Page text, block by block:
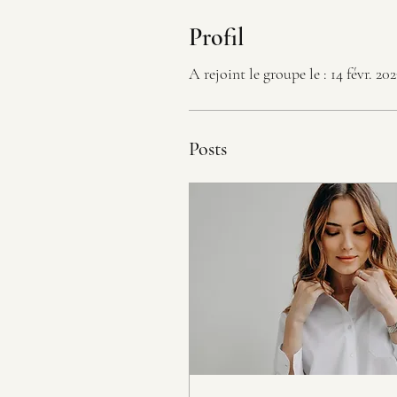
Profil
A rejoint le groupe le : 14 févr.
Posts